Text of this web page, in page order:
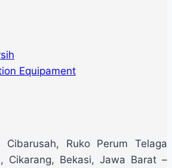
Equipament
Ruko Perum Telaga
Cikarang, Bekasi, Jawa Barat –